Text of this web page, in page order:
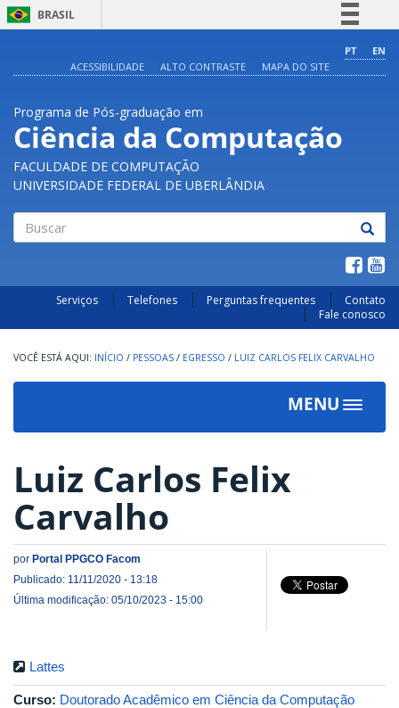
BRASIL
Comunica BR
Acesso à informação
Legislação
PT
EN
ACESSIBILIDADE
ALTO CONTRASTE MAPA DO SITE
Programa de Pós-graduação em
Ciência da Computação
FACULDADE DE COMPUTAÇÃO
UNIVERSIDADE FEDERAL DE UBERLÂNDIA
Serviços Telefones Perguntas frequentes
Contato
Fale conosco
INÍCIO / PESSOAS / EGRESSO / LUIZ CARLOS FELIX CARVALHO
MENU
Toggle
Luiz Carlos Felix
Carvalho
por Portal PPGCO Facom
Publicado: 11/11/2020 - 13:18
Última modificação: 05/10/2023 - 15:00
Lattes
Curso: Doutorado Acadêmico em Ciência da Computação